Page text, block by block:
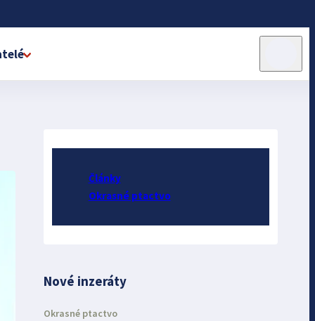
Články
Okrasné ptactvo
Nové inzeráty
Okrasné ptactvo